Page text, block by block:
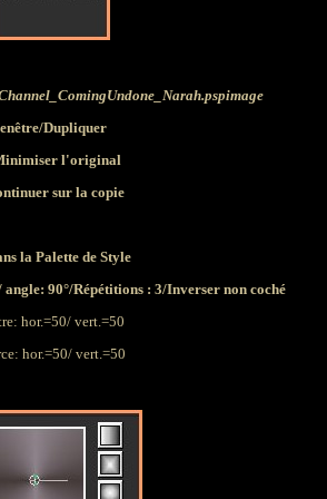
Dupliquer
l'original
sur la copie
la Palette de Style
90°/Répétitions : 3/Inverser non coché
hor.=50/ vert.=50
hor.=50/ vert.=50